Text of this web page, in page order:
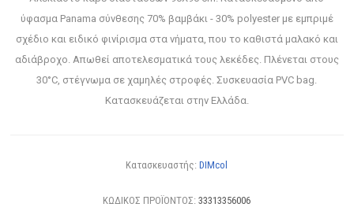
ύφασμα Panama σύνθεσης 70% βαμβάκι - 30% polyester με εμπριμέ
σχέδιο και ειδικό φινίρισμα στα νήματα, που το καθιστά μαλακό και
αδιάβροχο. Απωθεί αποτελεσματικά τους λεκέδες. Πλένεται στους
30°C, στέγνωμα σε χαμηλές στροφές. Συσκευασία PVC bag.
Κατασκευάζεται στην Ελλάδα.
Κατασκευαστής: DIMcol
ΚΩΔΙΚΟΣ ΠΡΟΪΟΝΤΟΣ: 33313356006